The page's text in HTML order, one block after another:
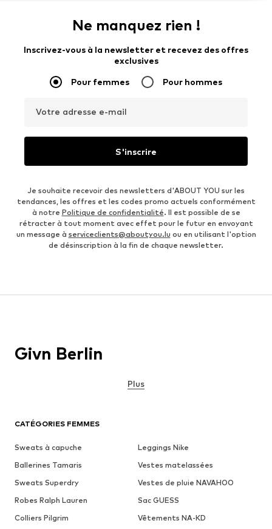
Ne manquez rien !
Inscrivez-vous à la newsletter et recevez des offres
exclusives
Pour femmes Pour hommes
Votre adresse e-mail
S'inscrire
Je souhaite recevoir des newsletters d'ABOUT YOU sur les
tendances, les offres et les codes promo actuels conformément
à notre Politique de confidentialité. Il est possible de se
rétracter à tout moment avec effet pour le futur en envoyant
un message à serviceclients@aboutyou.lu ou en utilisant l'option
de désinscription à la fin de chaque newsletter.
CATÉGORIES FEMMES
Sweats à capuche
Leggings Nike
Ballerines Tamaris
Vestes matelassées
Sweats Superdry
Vestes de pluie NAVAHOO
Robes Ralph Lauren
Sac GUESS
Colliers Pilgrim
Vêtements NA-KD
Givn Berlin
Plus